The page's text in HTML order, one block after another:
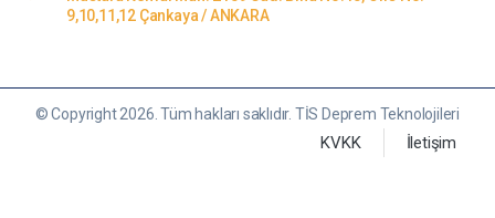
9,10,11,12 Çankaya / ANKARA
© Copyright 2026. Tüm hakları saklıdır. TİS Deprem Teknolojileri
KVKK İletişim